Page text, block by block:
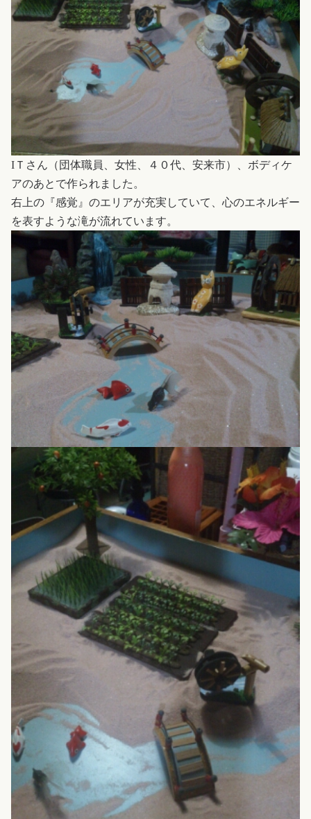
IＴさん（団体職員、女性、４０代、安来市）、ボディケ
アのあとで作られました。
右上の『感覚』のエリアが充実していて、心のエネルギー
を表すような滝が流れています。